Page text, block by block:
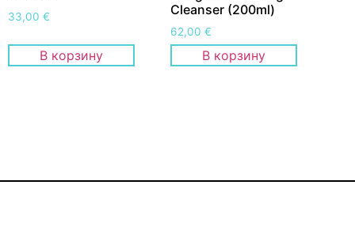
33,00 €
В корзину
Cleanser (200ml)
62,00€
В корзину